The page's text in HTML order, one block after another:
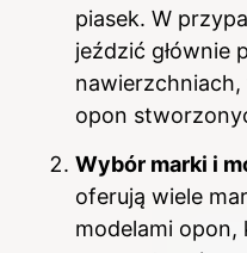
piasek. W
jeździć głównie
opon
Wybór marki i
oferują wiele
modelami